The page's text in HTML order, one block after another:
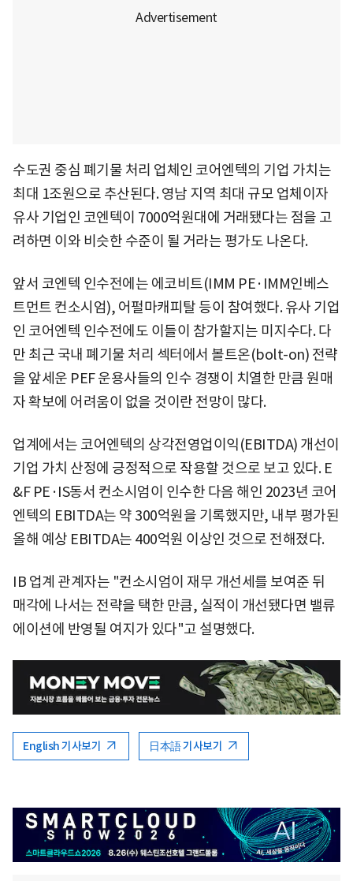
수도권 중심 폐기물 처리 업체인 코어엔텍의 기업 가치는
최대 1조원으로 추산된다. 영남 지역 최대 규모 업체이자
유사 기업인 코엔텍이 7000억원대에 거래됐다는 점을 고
려하면 이와 비슷한 수준이 될 거라는 평가도 나온다.
앞서 코엔텍 인수전에는 에코비트(IMM PE·IMM인베스
트먼트 컨소시엄), 어펄마캐피탈 등이 참여했다. 유사 기업
인 코어엔텍 인수전에도 이들이 참가할지는 미지수다. 다
만 최근 국내 폐기물 처리 섹터에서 볼트온(bolt-on) 전략
을 앞세운 PEF 운용사들의 인수 경쟁이 치열한 만큼 원매
자 확보에 어려움이 없을 것이란 전망이 많다.
업계에서는 코어엔텍의 상각전영업이익(EBITDA) 개선이
기업 가치 산정에 긍정적으로 작용할 것으로 보고 있다. E
&F PE·IS동서 컨소시엄이 인수한 다음 해인 2023년 코어
엔텍의 EBITDA는 약 300억원을 기록했지만, 내부 평가된
올해 예상 EBITDA는 400억원 이상인 것으로 전해졌다.
IB 업계 관계자는 "컨소시엄이 재무 개선세를 보여준 뒤
매각에 나서는 전략을 택한 만큼, 실적이 개선됐다면 밸류
에이션에 반영될 여지가 있다"고 설명했다.
English 기사보기 日本語 기사보기